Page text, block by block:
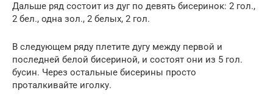
Дальше ряд состоит из дуг по девять бисеринок: 2 гол.,
2 бел., одна зол., 2 белых, 2 гол.
В следующем ряду плетите дугу между первой и
последней белой бисериной, и состоят они из 5 гол.
бусин. Через остальные бисерины просто
проталкивайте иголку.